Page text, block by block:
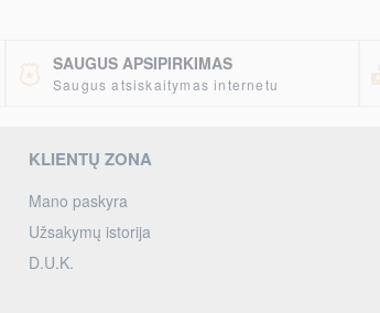
SAUGUS APSIPIRKIMAS
Saugus atsiskaitymas internetu
KLIENTŲ ZONA
Mano paskyra
Užsakymų istorija
D.U.K.